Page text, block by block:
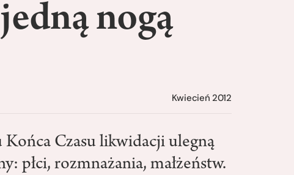
nogą
Kwiecień 2012
Końca Czasu likwidacji ulegną
płci, rozmnażania, małżeństw.